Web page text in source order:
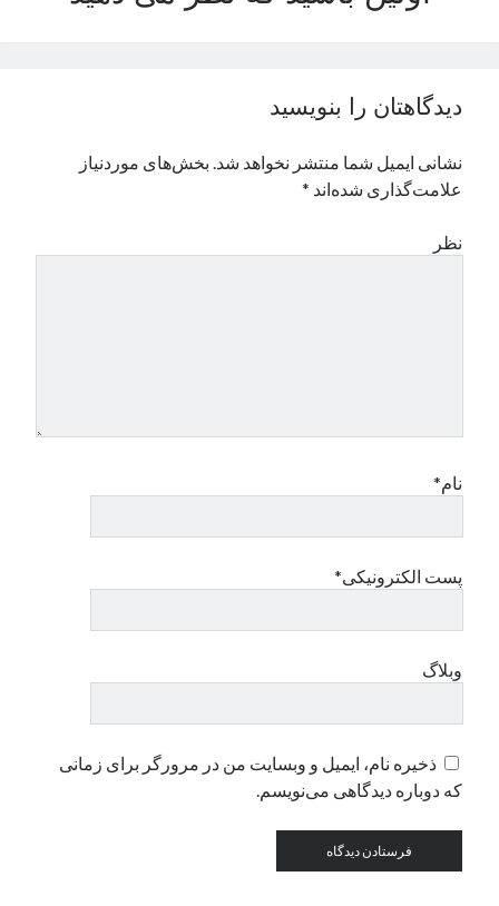
دیدگاهتان را بنویسید
نشانی ایمیل شما منتشر نخواهد شد. بخش‌های موردنیاز
علامت‌گذاری شده‌اند *
نظر
نام*
پست الکترونیکی*
وبلاگ
ذخیره نام، ایمیل و وبسایت من در مرورگر برای زمانی
که دوباره دیدگاهی می‌نویسم.